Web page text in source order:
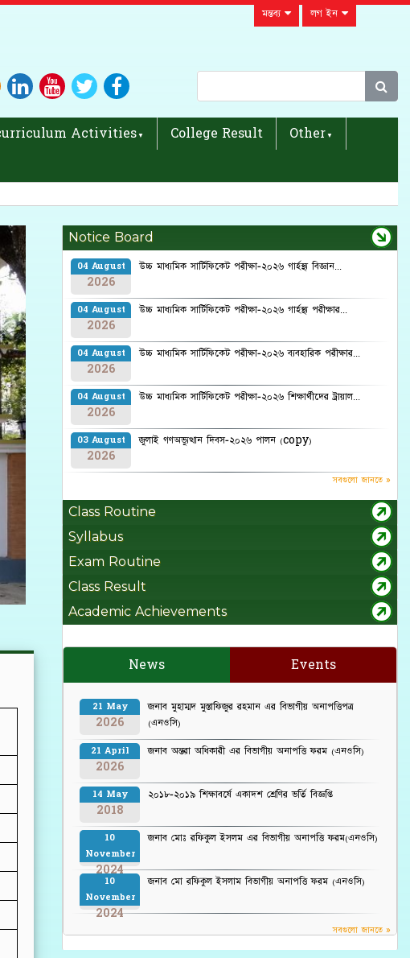
মন্তব্য লগ ইন
Activities College Result Other
Notice Board
04 August
2026
উচ্চ মাধ্যমিক সার্টিফিকেট পরীক্ষা-২০২৬ গার্হস্থ্য বিজ্ঞান...
04 August
2026
উচ্চ মাধ্যমিক সার্টিফিকেট পরীক্ষা-২০২৬ গার্হস্থ্য পরীক্ষার...
04 August
2026
উচ্চ মাধ্যমিক সার্টিফিকেট পরীক্ষা-২০২৬ ব্যবহারিক পরীক্ষার...
04 August
2026
উচ্চ মাধ্যমিক সার্টিফিকেট পরীক্ষা-২০২৬ শিক্ষার্থীদের ট্রায়াল...
03 August
2026
জুলাই গণঅভ্যুত্থান দিবস-২০২৬ পালন (copy)
সবগুলো জানতে »
Class Routine
Syllabus
Exam Routine
Class Result
Academic Achievements
News Events
21 May
2026
জনাব মুহাম্মদ মুস্তাফিজুর রহমান এর বিভাগীয় অনাপত্তিপত্র
(এনওসি)
21 April
2026
জনাব অন্তরা অধিকারী এর বিভাগীয় অনাপত্তি ফরম (এনওসি)
14 May
2018
২০১৮-২০১৯ শিক্ষাবর্ষে একাদশ শ্রেণির ভর্তি বিজ্ঞপ্তি
10
November
2024
জনাব মোঃ রফিকুল ইসলম এর বিভাগীয় অনাপত্তি ফরম(এনওসি)
10
November
2024
জনাব মো রফিকুল ইসলাম বিভাগীয় অনাপত্তি ফরম (এনওসি)
সবগুলো জানতে »